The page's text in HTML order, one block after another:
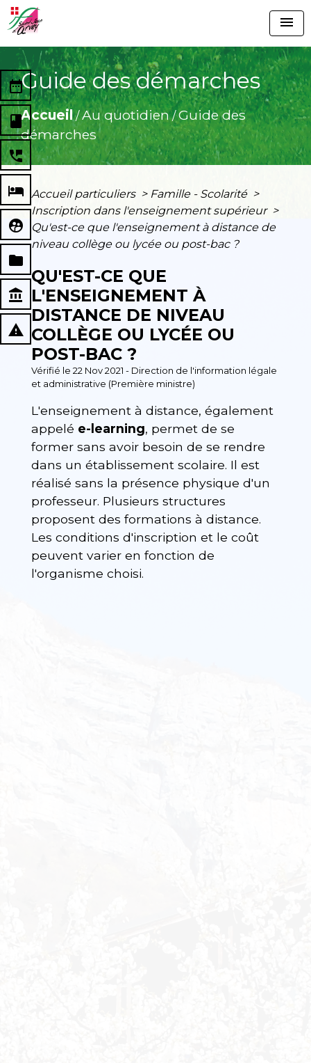
menu
Guide des démarches
Accueil/Au quotidien/Guide des
démarches
date_range
book
perm_phone_msg
local_hotel
supervised_user_circle
folder
account_balance
report_problem
Accueil particuliers > Famille - Scolarité >
Inscription dans l'enseignement supérieur >
Qu'est-ce que l'enseignement à distance de
niveau collège ou lycée ou post-bac ?
QU'EST-CE QUE
L'ENSEIGNEMENT À
DISTANCE DE NIVEAU
COLLÈGE OU LYCÉE OU
POST-BAC ?
Vérifié le 22 Nov 2021 - Direction de l'information légale
et administrative (Première ministre)
L'enseignement à distance, également
appelé e-learning, permet de se
former sans avoir besoin de se rendre
dans un établissement scolaire. Il est
réalisé sans la présence physique d'un
professeur. Plusieurs structures
proposent des formations à distance.
Les conditions d'inscription et le coût
peuvent varier en fonction de
l'organisme choisi.